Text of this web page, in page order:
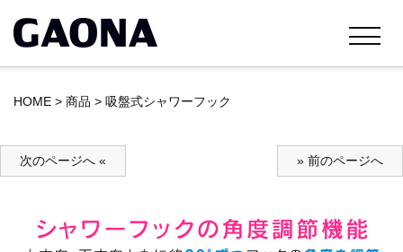
HOME > 商品 > 吸盤式シャワーフック
次のページへ « » 前のページへ